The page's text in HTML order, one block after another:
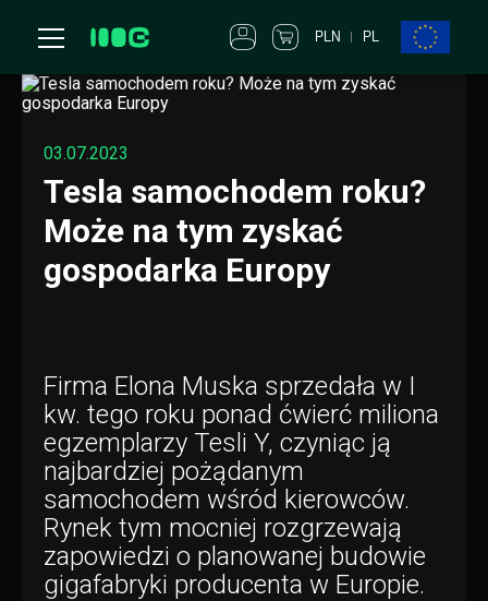
PLN PL
03.07.2023
Tesla samochodem roku?
Może na tym zyskać
gospodarka Europy
Firma Elona Muska sprzedała w I
kw. tego roku ponad ćwierć miliona
egzemplarzy Tesli Y, czyniąc ją
najbardziej pożądanym
samochodem wśród kierowców.
Rynek tym mocniej rozgrzewają
zapowiedzi o planowanej budowie
gigafabryki producenta w Europie.